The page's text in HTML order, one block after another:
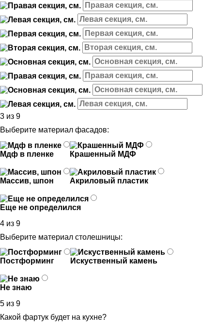
3 из 9
Выберите материал фасадов:
Мдф в пленке Крашенный МДФ
Массив, шпон Акриловый пластик
Еще не определился
4 из 9
Выберите материал столешницы:
Постформинг Искуственный камень
Не знаю
5 из 9
Какой фартук будет на кухне?